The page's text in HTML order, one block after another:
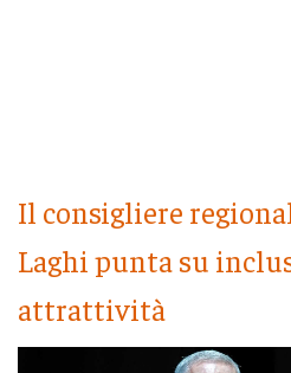
Il consigliere
Laghi punta su
attrattività